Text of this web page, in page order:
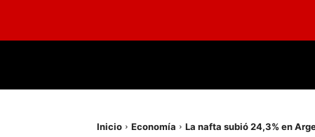
Inicio Economía La nafta subió 24,3% en